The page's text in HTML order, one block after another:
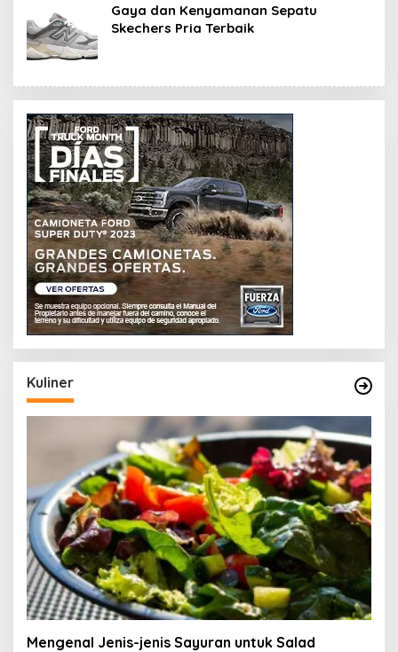
Gaya dan Kenyamanan Sepatu
Skechers Pria Terbaik
Kuliner
Mengenal Jenis-jenis Sayuran untuk Salad